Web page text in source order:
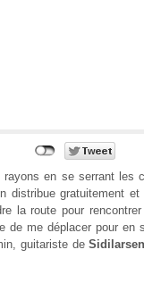
en se serrant les
distribue gratuitement
la route pour
de me déplacer pour en
guitariste de